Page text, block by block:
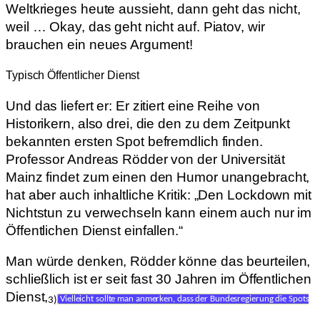
Weltkrieges heute aussieht, dann geht das nicht,
weil … Okay, das geht nicht auf. Piatov, wir
brauchen ein neues Argument!
Typisch Öffentlicher Dienst
Und das liefert er: Er zitiert eine Reihe von
Historikern, also drei, die den zu dem Zeitpunkt
bekannten ersten Spot befremdlich finden.
Professor Andreas Rödder von der Universität
Mainz findet zum einen den Humor unangebracht,
hat aber auch inhaltliche Kritik: „Den Lockdown mit
Nichtstun zu verwechseln kann einem auch nur im
Öffentlichen Dienst einfallen.“
Man würde denken, Rödder könne das beurteilen,
schließlich ist er seit fast 30 Jahren im Öffentlichen
Dienst,3) Vielleicht sollte man anmerken, dass der Bundesregierung die Spots